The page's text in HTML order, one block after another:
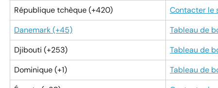
République tchèque (+420)
Contacter le
Danemark (+45)
Tableau de
Djibouti (+253)
Tableau de
Dominique (+1)
Tableau de